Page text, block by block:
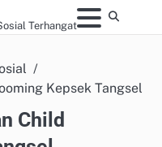
Terhangat
Kepsek Tangsel
Child